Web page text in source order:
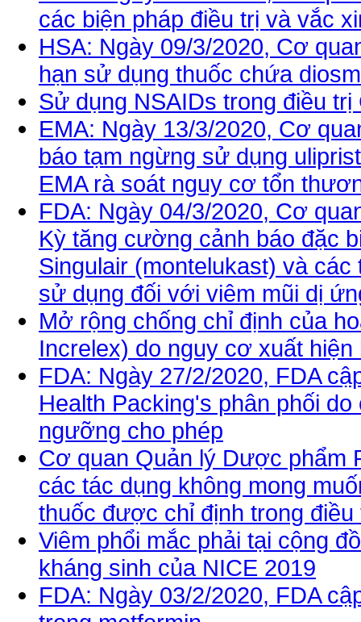
các biện pháp điều trị và vắc
HSA: Ngày 09/3/2020, Cơ
hạn sử dụng thuốc chứa
Sử dụng NSAIDs trong điều
EMA: Ngày 13/3/2020, Cơ
báo tạm ngừng sử dụng
EMA rà soát nguy cơ tổn
FDA: Ngày 04/3/2020, Cơ
Kỳ tăng cường cảnh báo đặc
Singulair (montelukast) và
sử dụng đối với viêm mũi dị
Mở rộng chống chỉ định của
Increlex) do nguy cơ xuất
FDA: Ngày 27/2/2020, FDA
Health Packing's phân phối
ngưỡng cho phép
Cơ quan Quản lý Dược phẩm
các tác dụng không mong
thuốc được chỉ định trong điều
Viêm phổi mắc phải tại cộng
kháng sinh của NICE 2019
FDA: Ngày 03/2/2020, FDA